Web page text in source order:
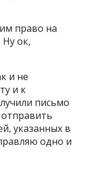
право на
Ну ок,
и не
и к
письмо
указанных в
одно и